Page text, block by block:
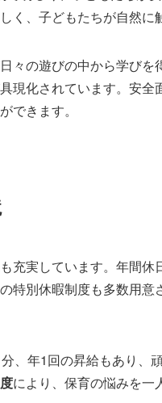
く、子どもたちが自然に
々の遊びの中から学び
現化されています。安
できます。
充実しています。年間
特別休暇制度も多数用
、年1回の昇給もあり、
により、保育の悩みを一